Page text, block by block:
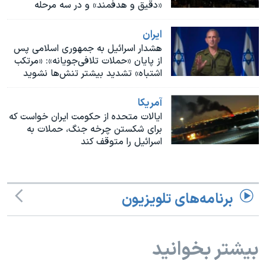
همایش محافظه‌کاران آمریکا «سی‌پک»
صفحه‌های ویژه
«دقیق و هدفمند» و در سه مرحله
ايران
هشدار اسرائیل به جمهوری اسلامی پس
از پایان «حملات تلافی‌جویانه»: «مرتکب
اشتباه» تشدید بیشتر تنش‌ها نشوید
آمريکا
ایالات متحده از حکومت ایران خواست که
برای شکستن چرخه جنگ، حملات به
اسرائیل را متوقف کند
برنامه‌های تلویزیون
بیشتر بخوانید